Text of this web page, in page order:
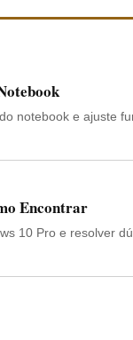
notebook e ajuste
Encontrar
10 Pro e resolver